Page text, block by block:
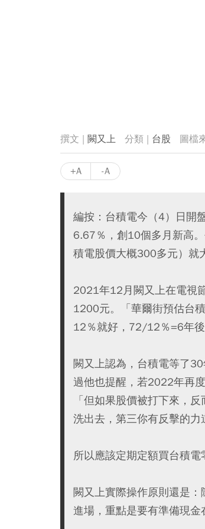
闕又上 台股
+A -A
編按：台積電今（4）日開
6.67％，創10個多月新高
積電股價大概300多元）就
2021年12月闕又上在電視
1200元。「華爾街預估台
12％就好，72/12％=6年
闕又上認為，台積電等了
過他也提醒，若2022年再
「但如果股價被打下來，
洗出去，第三你有反擊的力
所以應該定期定額買台積
闕又上實際操作原則還是
進場，重點是要有準備現金